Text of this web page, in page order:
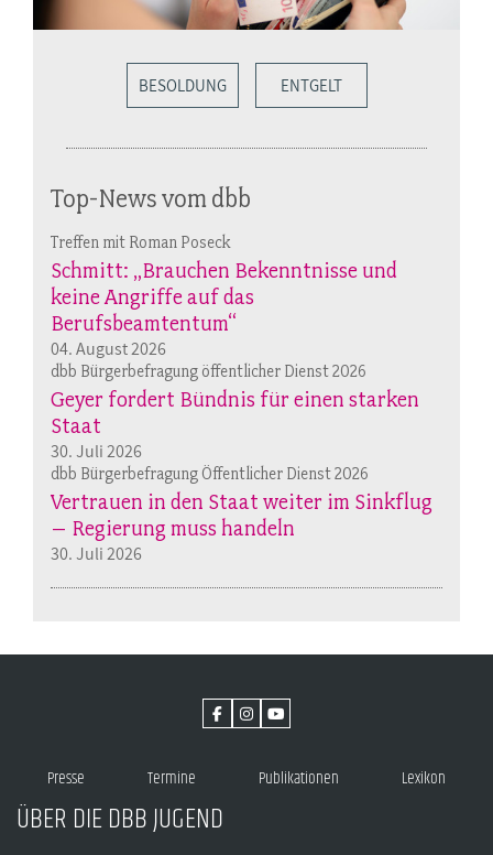
BESOLDUNG ENTGELT
Top-News vom dbb
Treffen mit Roman Poseck
Schmitt: „Brauchen Bekenntnisse und
keine Angriffe auf das
Berufsbeamtentum“
04. August 2026
dbb Bürgerbefragung öffentlicher Dienst 2026
Geyer fordert Bündnis für einen starken
Staat
30. Juli 2026
dbb Bürgerbefragung Öffentlicher Dienst 2026
Vertrauen in den Staat weiter im Sinkflug
– Regierung muss handeln
30. Juli 2026
Presse Termine Publikationen Lexikon
ÜBER DIE DBB JUGEND